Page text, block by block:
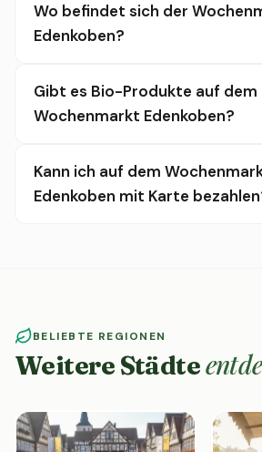
Wo befindet sich der
Edenkoben?
Gibt es Bio-Produkte auf dem
Wochenmarkt Edenkoben?
Kann ich auf dem
Edenkoben mit Karte
BELIEBTE REGIONEN
Weitere Städte